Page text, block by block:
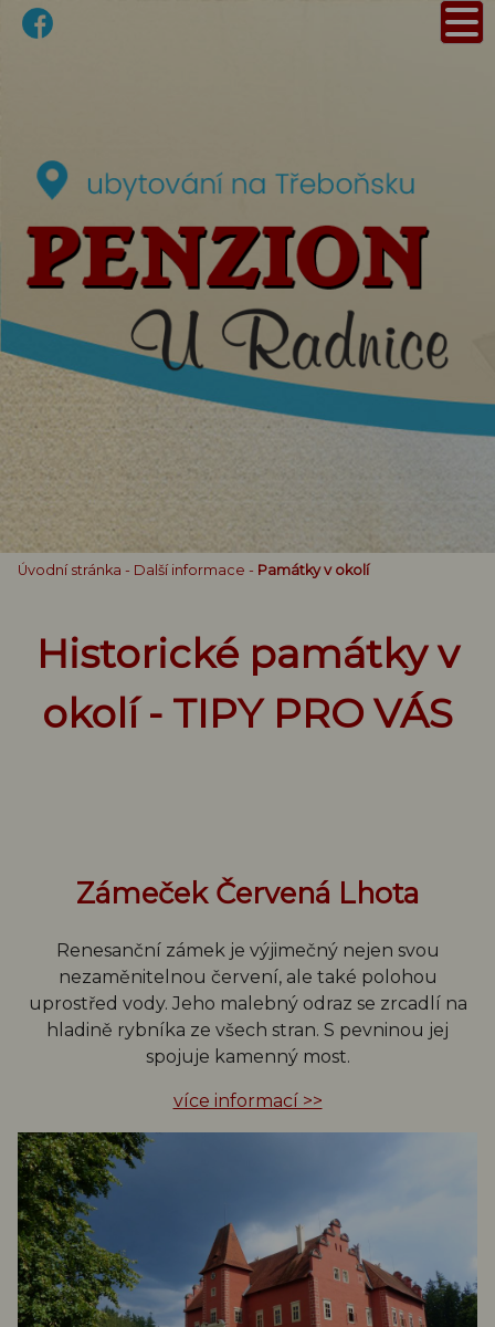
Úvodní stránka - Další informace - Památky v okolí
Historické památky v
okolí - TIPY PRO VÁS
Zámeček Červená Lhota
Renesanční zámek je výjimečný nejen svou
nezaměnitelnou červení, ale také polohou
uprostřed vody. Jeho malebný odraz se zrcadlí na
hladině rybníka ze všech stran. S pevninou jej
spojuje kamenný most.
více informací >>